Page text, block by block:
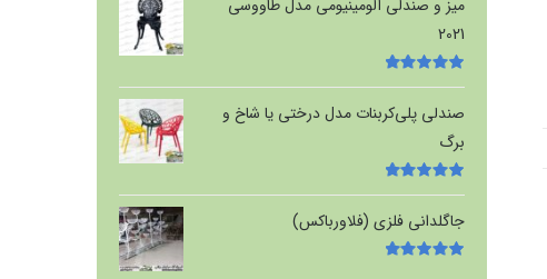
میز و صندلی آلومینیومی مدل طاووسی
2021
امتیاز5.00از
صندلی پلی‌کربنات مدل درختی یا شاخ و
برگ
امتیاز5.00از
جاگلدانی فلزی (فلاورباکس)